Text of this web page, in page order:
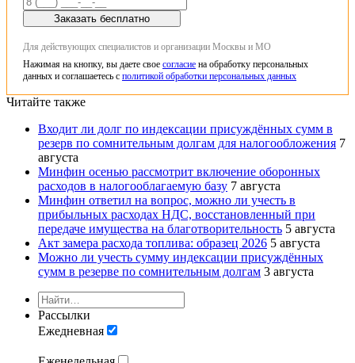
Заказать бесплатно
Для действующих специалистов и организации Москвы и МО
Нажимая на кнопку, вы даете свое согласие на обработку персональных
данных и соглашаетесь с политикой обработки персональных данных
Читайте также
Входит ли долг по индексации присуждённых сумм в
резерв по сомнительным долгам для налогообложения 7
августа
Минфин осенью рассмотрит включение оборонных
расходов в налогооблагаемую базу 7 августа
Минфин ответил на вопрос, можно ли учесть в
прибыльных расходах НДС, восстановленный при
передаче имущества на благотворительность 5 августа
Акт замера расхода топлива: образец 2026 5 августа
Можно ли учесть сумму индексации присуждённых
сумм в резерве по сомнительным долгам 3 августа
Рассылки
Ежедневная